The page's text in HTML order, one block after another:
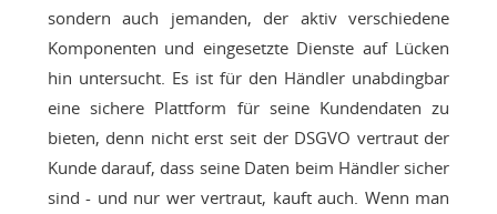
sondern auch jemanden, der aktiv verschiedene
Komponenten und eingesetzte Dienste auf Lücken
hin untersucht. Es ist für den Händler unabdingbar
eine sichere Plattform für seine Kundendaten zu
bieten, denn nicht erst seit der DSGVO vertraut der
Kunde darauf, dass seine Daten beim Händler sicher
sind - und nur wer vertraut, kauft auch. Wenn man